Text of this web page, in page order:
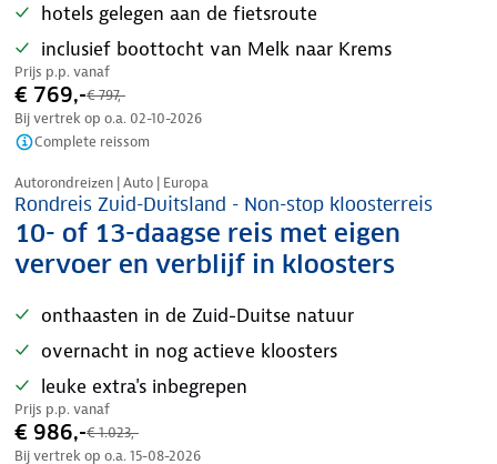
hotels gelegen aan de fietsroute
inclusief boottocht van Melk naar Krems
Prijs p.p. vanaf
€ 769,-€ 797,-
Bij vertrek op o.a. 02-10-2026
Complete reissom
Nazomer korting
Autorondreizen | Auto | Europa
Rondreis Zuid-Duitsland - Non-stop kloosterreis
10- of 13-daagse reis met eigen
vervoer en verblijf in kloosters
onthaasten in de Zuid-Duitse natuur
overnacht in nog actieve kloosters
leuke extra's inbegrepen
Prijs p.p. vanaf
€ 986,-€ 1.023,-
Bij vertrek op o.a. 15-08-2026